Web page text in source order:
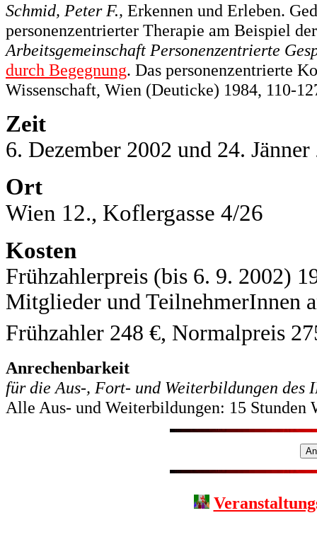
Schmid, Peter F., Erkennen und Erleben.
personenzentrierter Therapie am Beispiel
Arbeitsgemeinschaft Personenzentrierte
durch Begegnung. Das personenzentrierte
Wissenschaft, Wien (Deuticke) 1984, 110-
Zeit
6. Dezember 2002 und 24.
Ort
Wien 12., Koflergasse 4/26
Kosten
Frühzahlerpreis (bis 6. 9. 2002)
Mitglieder und TeilnehmerInnen
Frühzahler 248 €, Normalpreis
Anrechenbarkeit
für die Aus-, Fort- und Weiterbildungen des
Alle Aus- und Weiterbildungen: 15